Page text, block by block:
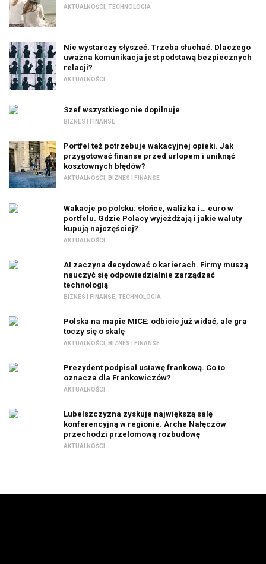
AKTUALNOŚCI TECHNOLOGIA
Nie wystarczy słyszeć. Trzeba słuchać. Dlaczego
uważna komunikacja jest podstawą bezpiecznych
relacji?
AKTUALNOŚCI
Szef wszystkiego nie dopilnuje
BIZNES I FINANSE
Portfel też potrzebuje wakacyjnej opieki. Jak
przygotować finanse przed urlopem i uniknąć
kosztownych błędów?
AKTUALNOŚCI BIZNES I FINANSE
Wakacje po polsku: słońce, walizka i… euro w
portfelu. Gdzie Polacy wyjeżdżają i jakie waluty
kupują najczęściej?
AKTUALNOŚCI
AI zaczyna decydować o karierach. Firmy muszą
nauczyć się odpowiedzialnie zarządzać
technologią
BIZNES I FINANSE TECHNOLOGIA
Polska na mapie MICE: odbicie już widać, ale gra
toczy się o skalę
AKTUALNOŚCI BIZNES I FINANSE
Prezydent podpisał ustawę frankową. Co to
oznacza dla Frankowiczów?
AKTUALNOŚCI
Lubelszczyzna zyskuje największą salę
konferencyjną w regionie. Arche Nałęczów
przechodzi przełomową rozbudowę
AKTUALNOŚCI